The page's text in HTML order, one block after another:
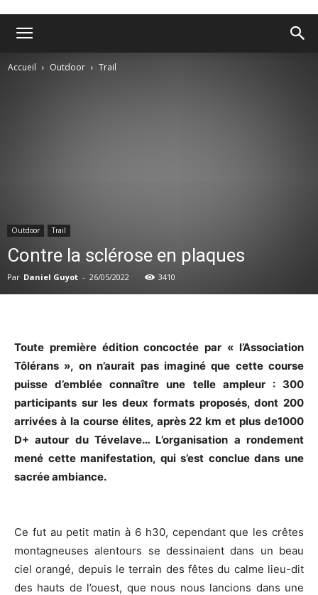
Accueil Outdoor Trail
Outdoor Trail
Contre la sclérose en plaques
Par Daniel Guyot - 26/05/2022 3410
Toute première édition concoctée par « l’Association
Tôlérans », on n’aurait pas imaginé que cette course
puisse d’emblée connaître une telle ampleur : 300
participants sur les deux formats proposés, dont 200
arrivées à la course élites, après 22 km et plus de1000
D+ autour du Tévelave… L’organisation a rondement
mené cette manifestation, qui s’est conclue dans une
sacrée ambiance.
Ce fut au petit matin à 6 h30, cependant que les crêtes
montagneuses alentours se dessinaient dans un beau
ciel orangé, depuis le terrain des fêtes du calme lieu-dit
des hauts de l’ouest, que nous nous lancions dans une